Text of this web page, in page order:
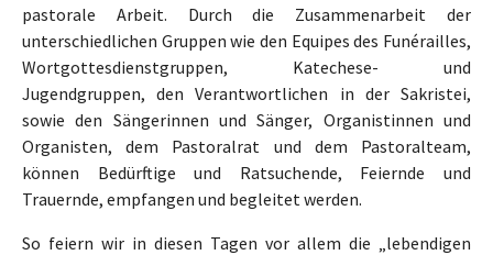
pastorale Arbeit. Durch die Zusammenarbeit der
unterschiedlichen Gruppen wie den Equipes des Funérailles,
Wortgottesdienstgruppen, Katechese- und
Jugendgruppen, den Verantwortlichen in der Sakristei,
sowie den Sängerinnen und Sänger, Organistinnen und
Organisten, dem Pastoralrat und dem Pastoralteam,
können Bedürftige und Ratsuchende, Feiernde und
Trauernde, empfangen und begleitet werden.
So feiern wir in diesen Tagen vor allem die „lebendigen